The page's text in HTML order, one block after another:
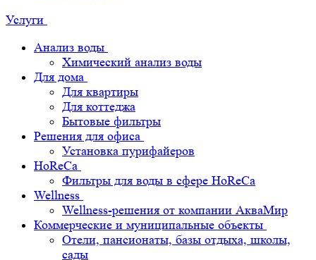
Услуги
Анализ воды
Химический анализ воды
Для дома
Для квартиры
Для коттеджа
Бытовые фильтры
Решения для офиса
Установка пурифайеров
HoReCa
Фильтры для воды в сфере HoReCa
Wellness
Wellness-решения от компании АкваМир
Коммерческие и муниципальные объекты
Отели, пансионаты, базы отдыха, школы,
сады